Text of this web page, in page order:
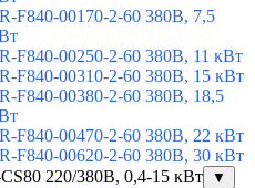
F840-00170-2-60 380В, 7,5
F840-00250-2-60 380В, 11 кВт
F840-00310-2-60 380В, 15 кВт
F840-00380-2-60 380В, 18,5
F840-00470-2-60 380В, 22 кВт
F840-00620-2-60 380В, 30 кВт
220/380В, 0,4-15 кВт
▼